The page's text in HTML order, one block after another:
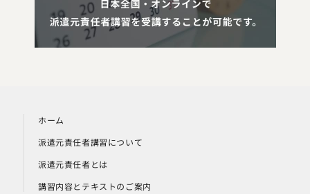
ホーム
派遣元責任者講習について
派遣元責任者とは
講習内容とテキストのご案内